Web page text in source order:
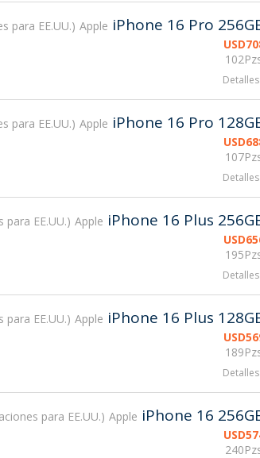
para EE.UU. Apple iPhone 16 Pro
USD
Detalles
para EE.UU. Apple iPhone 16 Pro
USD
Detalles
para EE.UU. Apple iPhone 16 Plus
USD
Detalles
para EE.UU. Apple iPhone 16 Plus
USD
Detalles
para EE.UU. Apple iPhone 16
USD